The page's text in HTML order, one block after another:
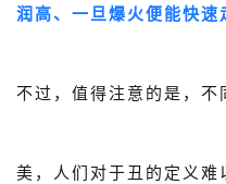
润高、一旦爆火便能快速
不过，值得注意的是，不
美，人们对于丑的定义难